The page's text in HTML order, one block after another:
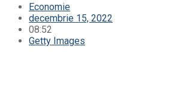
Economie
decembrie 15, 2022
08:52
Getty Images